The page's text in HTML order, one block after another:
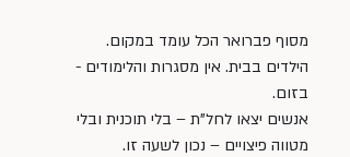
מסוף פברואר הכל עומד במקום.
הילדים בבית. אין מסגרות והלימודים -
בזום.
אנשים יצאו לחל"ת – בלי תוכנית ובלי
מטווה פיצויים – נכון לשעה זו.